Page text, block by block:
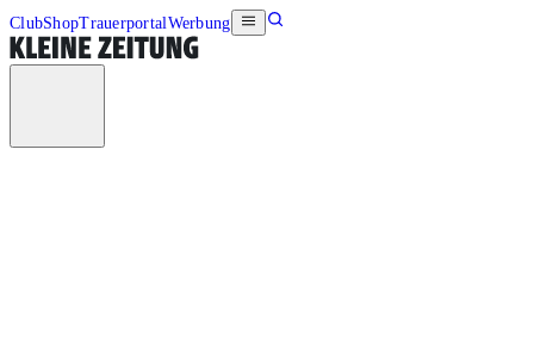
ClubShopTrauerportalWerbung